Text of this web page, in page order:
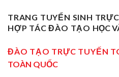
Nghề
Cửa
Ngõ
Miền
2026
Tây
Ninh:
Truyền
Tại
Dạy
Nghề
Sơ
Tại
Sóc
TRANG TUYỂN SINH
HỢP TÁC ĐÀO TẠO HỌC
ĐÀO TẠO TRỰC TUYẾN
TOÀN QUỐC